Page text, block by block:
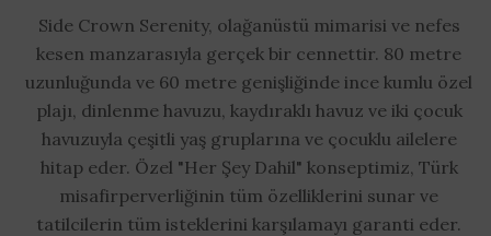
Side Crown Serenity, olağanüstü mimarisi ve nefes
kesen manzarasıyla gerçek bir cennettir. 80 metre
uzunluğunda ve 60 metre genişliğinde ince kumlu özel
plajı, dinlenme havuzu, kaydıraklı havuz ve iki çocuk
havuzuyla çeşitli yaş gruplarına ve çocuklu ailelere
hitap eder. Özel "Her Şey Dahil" konseptimiz, Türk
misafirperverliğinin tüm özelliklerini sunar ve
tatilcilerin tüm isteklerini karşılamayı garanti eder.